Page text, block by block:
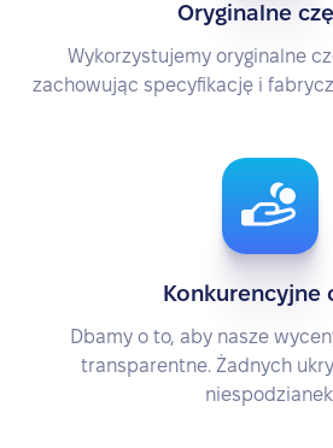
Oryginalne
Wykorzystujemy oryginalne
zachowując specyfikację i
Konkurencyjne
Dbamy o to, aby nasze
transparentne. Żadnych